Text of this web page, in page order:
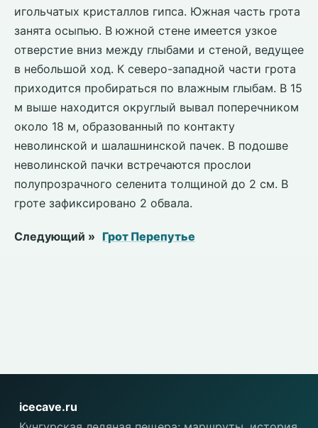
игольчатых кристаллов гипса. Южная часть грота
занята осыпью. В южной стене имеется узкое
отверстие вниз между глыбами и стеной, ведущее
в небольшой ход. К северо-западной части грота
приходится пробираться по влажным глыбам. В 15
м выше находится округлый вывал поперечником
около 18 м, образованный по контакту
неволинской и шалашнинской пачек. В подошве
неволинской пачки встречаются прослои
полупрозрачного селенита толщиной до 2 см. В
гроте зафиксировано 2 обвала.
Следующий » Грот Перепутье
icecave.ru